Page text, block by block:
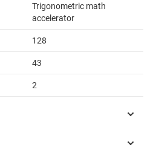
Trigonometric math
accelerator
128
43
2